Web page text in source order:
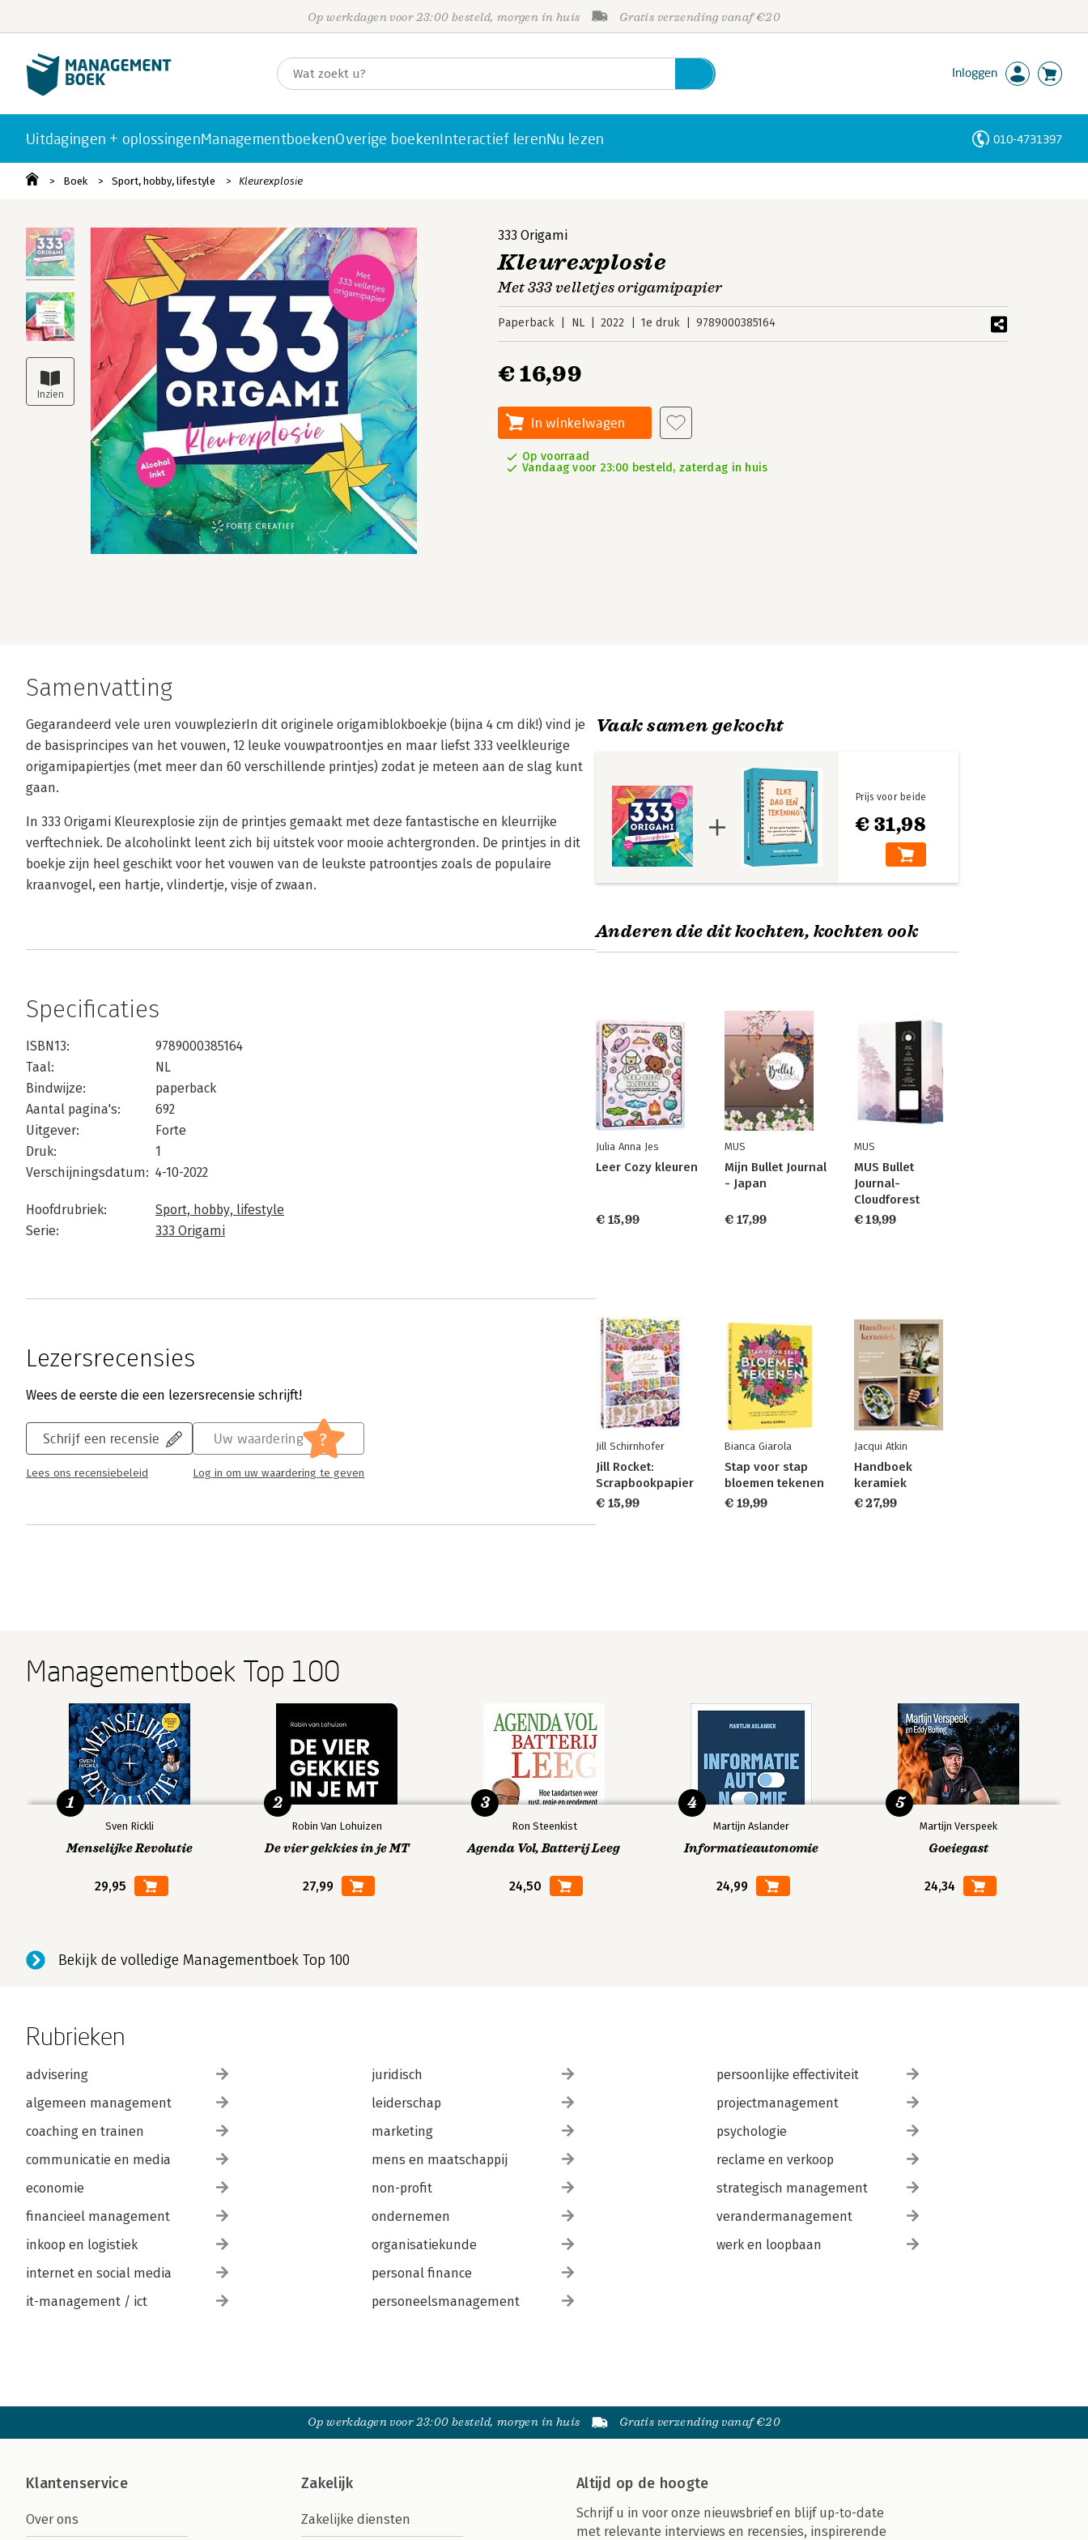
Op werkdagen voor 23:00 besteld, morgen in huis Gratis verzending vanaf €20
Inloggen
Uitdagingen + oplossingenManagementboekenOverige boekenInteractief lerenNu lezen 010-4731397
Boek Sport, hobby, lifestyle Kleurexplosie
333 Origami
Kleurexplosie
Met 333 velletjes origamipapier
Paperback NL 2022 1e druk 9789000385164
€ 16,99
In winkelwagen
Op voorraad
Vandaag voor 23:00 besteld, zaterdag in huis
Samenvatting
Gegarandeerd vele uren vouwplezierIn dit originele origamiblokboekje (bijna 4 cm dik!) vind je
de basisprincipes van het vouwen, 12 leuke vouwpatroontjes en maar liefst 333 veelkleurige
origamipapiertjes (met meer dan 60 verschillende printjes) zodat je meteen aan de slag kunt
gaan.
In 333 Origami Kleurexplosie zijn de printjes gemaakt met deze fantastische en kleurrijke
verftechniek. De alcoholinkt leent zich bij uitstek voor mooie achtergronden. De printjes in dit
boekje zijn heel geschikt voor het vouwen van de leukste patroontjes zoals de populaire
kraanvogel, een hartje, vlindertje, visje of zwaan.
Specificaties
ISBN13:
9789000385164
Taal:
NL
Bindwijze:
paperback
Aantal pagina's:
692
Uitgever:
Forte
Druk:
1
Verschijningsdatum: 4-10-2022
Hoofdrubriek:
Sport, hobby, lifestyle
Serie:
333 Origami
Lezersrecensies
Wees de eerste die een lezersrecensie schrijft!
Schrijf een recensie
Lees ons recensiebeleid
Uw waardering ?
Log in om uw waardering te geven
Vaak samen gekocht
€ 31,98
Prijs voor beide
Anderen die dit kochten, kochten ook
Julia Anna Jes
Leer Cozy kleuren
€ 15,99
MUS
Mijn Bullet Journal
- Japan
€ 17,99
MUS
MUS Bullet
Journal-
Cloudforest
€ 19,99
Jill Schirnhofer
Jill Rocket:
Scrapbookpapier
€ 15,99
Bianca Giarola
Stap voor stap
bloemen tekenen
€ 19,99
Jacqui Atkin
Handboek
keramiek
€ 27,99
Managementboek Top 100
Sven Rickli
Menselijke Revolutie
29,95
1
Robin Van Lohuizen
De vier gekkies in je MT
27,99
2
Ron Steenkist
Agenda Vol, Batterij Leeg
24,50
3
Martijn Aslander
Informatieautonomie
24,99
4
Martijn Verspeek
Goeiegast
24,34
5
Bekijk de volledige Managementboek Top 100
Rubrieken
advisering
algemeen management
coaching en trainen
communicatie en media
economie
financieel management
inkoop en logistiek
internet en social media
it-management / ict
juridisch
leiderschap
marketing
mens en maatschappij
non-profit
ondernemen
organisatiekunde
personal finance
personeelsmanagement
persoonlijke effectiviteit
projectmanagement
psychologie
reclame en verkoop
strategisch management
verandermanagement
werk en loopbaan
Op werkdagen voor 23:00 besteld, morgen in huis Gratis verzending vanaf €20
Klantenservice
Over ons
Zakelijk
Zakelijke diensten
Altijd op de hoogte
Schrijf u in voor onze nieuwsbrief en blijf up-to-date
met relevante interviews en recensies, inspirerende
Personen